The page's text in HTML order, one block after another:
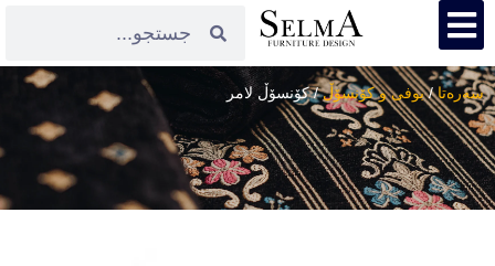
سەرەتا/بوفی و کۆنسۆڵ/ کۆنسۆڵ لامر